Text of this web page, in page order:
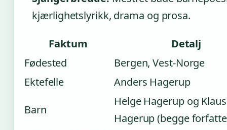
kjærlighetslyrikk, drama og prosa.
Faktum
Detalj
Fødested
Bergen, Vest-Norge
Ektefelle
Anders Hagerup
Barn
Helge Hagerup og Klaus
Hagerup (begge